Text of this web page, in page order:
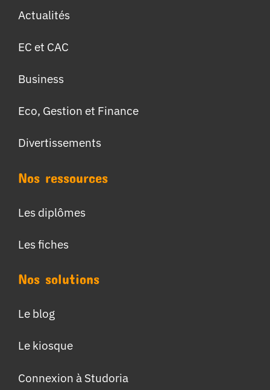
Actualités
EC et CAC
Business
Eco, Gestion et Finance
Divertissements
Nos ressources
Les diplômes
Les fiches
Nos solutions
Le blog
Le kiosque
Connexion à Studoria